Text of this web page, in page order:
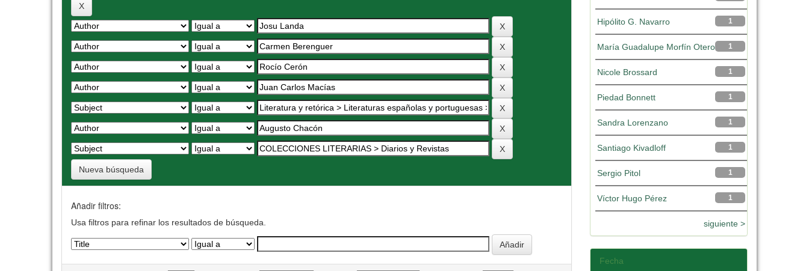
Nueva búsqueda
Añadir filtros:
Usa filtros para refinar los resultados de búsqueda.
1
Hipólito G. Navarro
1
María Guadalupe Morfín Otero
1
Nicole Brossard
1
Piedad Bonnett
1
Sandra Lorenzano
1
Santiago Kivadloff
1
Sergio Pitol
1
Víctor Hugo Pérez
siguiente >
Fecha